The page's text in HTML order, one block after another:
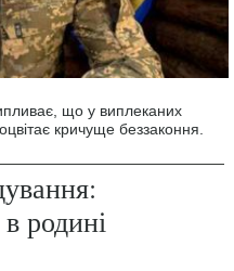
що у виплеканих
кричуще беззаконня.
родині